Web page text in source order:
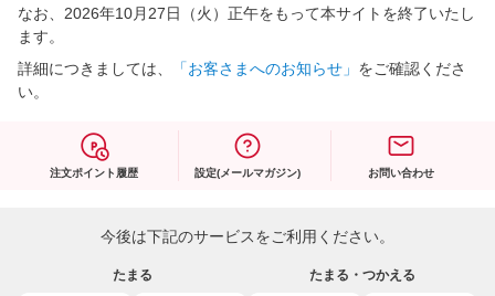
なお、2026年10月27日（火）正午をもって本サイトを終了いたし
ます。
詳細につきましては、
「お客さまへのお知らせ」 をご確認くださ
い。
注文ポイント履歴 設定(メールマガジン) お問い合わせ
今後は下記のサービスをご利用ください。
たまる たまる・つかえる